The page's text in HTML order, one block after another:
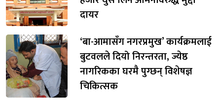
दायर
‘बा-आमासँग नगरप्रमुख’ कार्यक्रमलाई
बुटवलले दियो निरन्तरता, ज्येष्ठ
नागरिकका घरमै पुग्छन् विशेषज्ञ
चिकित्सक